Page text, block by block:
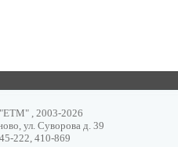
, 2003-2026
ул. Суворова д. 39
222, 410-869